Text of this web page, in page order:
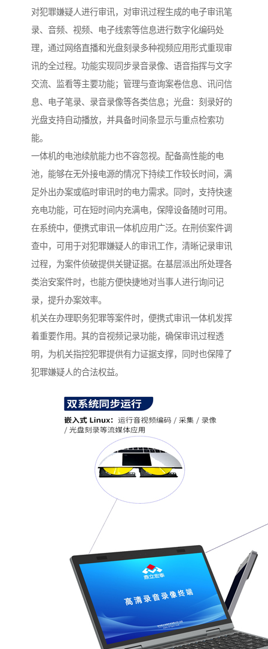
对犯罪嫌疑人进行审讯，对审讯过程生成的电子审讯笔
录、音频、视频、电子线索等信息进行数字化编码处
理，通过网络直播和光盘刻录多种视频应用形式重现审
讯的全过程。功能实现同步录音录像、语音指挥与文字
交流、监看等主要功能；管理与查询案卷信息、讯问信
息、电子笔录、录音录像等各类信息；光盘：刻录好的
光盘支持自动播放，并具备时间条显示与重点检索功
能。
一体机的电池续航能力也不容忽视。配备高性能的电
池，能够在无外接电源的情况下持续工作较长时间，满
足外出办案或临时审讯时的电力需求。同时，支持快速
充电功能，可在短时间内充满电，保障设备随时可用。​
在系统中，便携式审讯一体机应用广泛。在刑侦案件调
查中，可用于对犯罪嫌疑人的审讯工作，清晰记录审讯
过程，为案件侦破提供关键证据。在基层派出所处理各
类治安案件时，也能方便快捷地对当事人进行询问记
录，提升办案效率。​
机关在办理职务犯罪等案件时，便携式审讯一体机发挥
着重要作用。其的音视频记录功能，确保审讯过程透
明，为机关指控犯罪提供有力证据支撑，同时也保障了
犯罪嫌疑人的合法权益。​